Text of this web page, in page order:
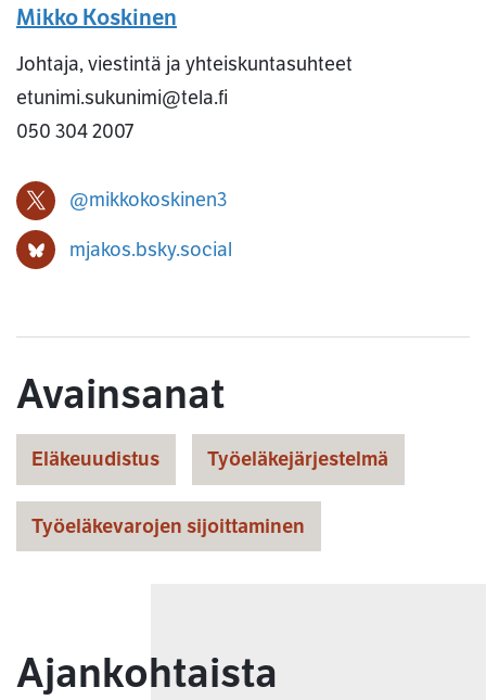
Mikko Koskinen
Johtaja, viestintä ja yhteiskuntasuhteet
etunimi.sukunimi@tela.fi
050 304 2007
@mikkokoskinen3
Mikko Koskinen X-profiili
mjakos.bsky.social
Mikko Koskinen Bluesky-profiili
Avainsanat
Eläkeuudistus Työeläkejärjestelmä
Työeläkevarojen sijoittaminen
Ajankohtaista